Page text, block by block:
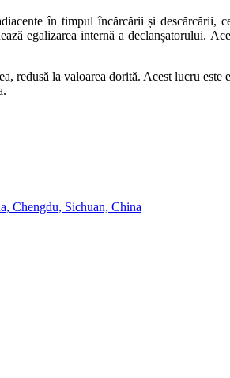
în timpul încărcării și descărcării,
egalizarea internă a declanșatorului.
redusă la valoarea dorită. Acest lucru
Chengdu, Sichuan, China